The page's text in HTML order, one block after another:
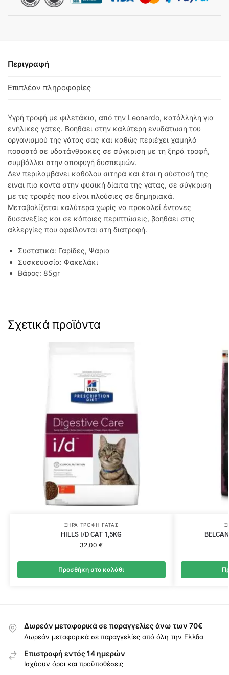
Περιγραφή
Επιπλέον πληροφορίες
Υγρή τροφή με φιλετάκια, από την Leonardo, κατάλληλη για
ενήλικες γάτες. Βοηθάει στην καλύτερη ενυδάτωση του
οργανισμού της γάτας σας και καθώς περιέχει χαμηλό
ποσοστό σε υδατάνθρακες σε σύγκριση με τη ξηρά τροφή,
συμβάλλει στην αποφυγή δυσπεψιών.
Δεν περιλαμβάνει καθόλου σιτηρά και έτσι η σύστασή της
ειναι πιο κοντά στην φυσική δίαιτα της γάτας, σε σύγκριση
με τις τροφές που είναι πλούσιες σε δημηριακά.
Mεταβολίζεται καλύτερα χωρίς να προκαλεί έντονες
δυσανεξίες και σε κάποιες περιπτώσεις, βοηθάει στις
αλλεργίες που οφείλονται στη διατροφή.
Συστατικά: Γαρίδες, Ψάρια
Συσκευασία: Φακελάκι
Βάρος: 85gr
Σχετικά προϊόντα
ΞΗΡΆ ΤΡΟΦΉ ΓΆΤΑΣ
HILLS I/D CAT 1,5KG
32,00€
Προσθήκη στο καλάθι
Δωρεάν μεταφορικά σε παραγγελίες άνω των 70€
Δωρεάν μεταφορικά σε παραγγελίες από όλη την Ελλδα
Επιστροφή εντός 14 ημερών
Ισχύουν όροι και προϋποθέσεις